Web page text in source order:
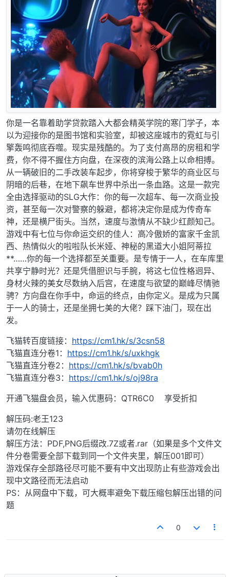
你是一名靠着助学贷款踏入大都会精英学院的寒门学子，本
以为迎接你的是图书馆和实验室，却被这座城市的霓虹与引
擎轰鸣彻底吞噬。现实是残酷的。为了支付高昂的房租和学
费，你不得不握住方向盘，在深夜的滨海公路上以命相搏。
从一辆破旧的二手改装车起步，你将穿梭于繁华的商业区与
阴暗的后巷，在地下飙车世界中杀出一条血路。这是一款完
全由选择驱动的SLG大作：你的每一次超车、每一次商业投
资，甚至每一次对警察的躲避，都将决定你是成为传奇车
神，还是横尸街头。当然，速度与激情从不缺少红颜知己。
游戏中有七位与你命运交织的佳人：高冷傲娇的富家千金凯
西、热情似火的啦啦队长米娅、神秘的黑道大小姐阿蒂拉
**……你的每一个选择都至关重要。是专情于一人，在车库里
共享宁静时光？还是凭借胆识与手腕，将这七位性格迥异、
身材火辣的美女尽数纳入后宫，在速度与欲望的巅峰尽情驰
骋？方向盘在你手中，命运的终点，由你定义。是成为只属
于一人的骑士，还是坐拥七美的大佬？踩下油门，现在出
发。
飞猫转百度链接： https://cm1.hk/s/3csn58
飞猫直连分卷1： https://cm1.hk/s/uxkhgk
飞猫直连分卷2： https://cm1.hk/s/bvab0h
飞猫直连分卷3： https://cm1.hk/s/oj98ra
开通飞猫盘会员，输入优惠码：QTR6C0 享受折扣
解压码:老王123
请勿在线解压
解压方法：PDF,PNG后缀改.7Z或者.rar（如果是多个文件文
件分卷需要全部下载到同一个文件夹里，解压001即可）
游戏保存全部路径尽可能不要有中文出现防止有些游戏会出
现中文路径而无法启动
PS：从网盘中下载，可大概率避免下载压缩包解压出错的问
题
0